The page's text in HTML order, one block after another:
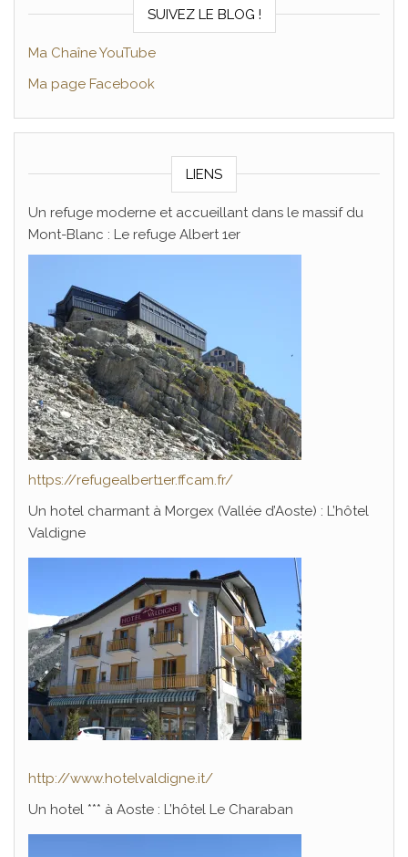
SUIVEZ LE BLOG !
Ma Chaîne YouTube
Ma page Facebook
LIENS
Un refuge moderne et accueillant dans le massif du
Mont-Blanc : Le refuge Albert 1er
https://refugealbert1er.ffcam.fr/
Un hotel charmant à Morgex (Vallée d’Aoste) : L’hôtel
Valdigne
http://www.hotelvaldigne.it/
Un hotel *** à Aoste : L’hôtel Le Charaban